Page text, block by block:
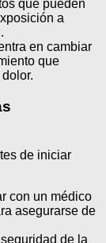
que pueden
a
en cambiar
que
de iniciar
con un médico
asegurarse de
de la